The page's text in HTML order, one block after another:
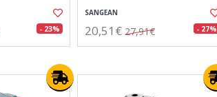
- 23%
SANGEAN
20,51€ 27,91€ - 27%